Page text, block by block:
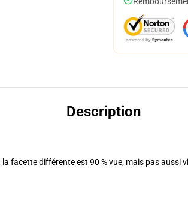
Description
facette différente est 90 % vue, mais pas aussi